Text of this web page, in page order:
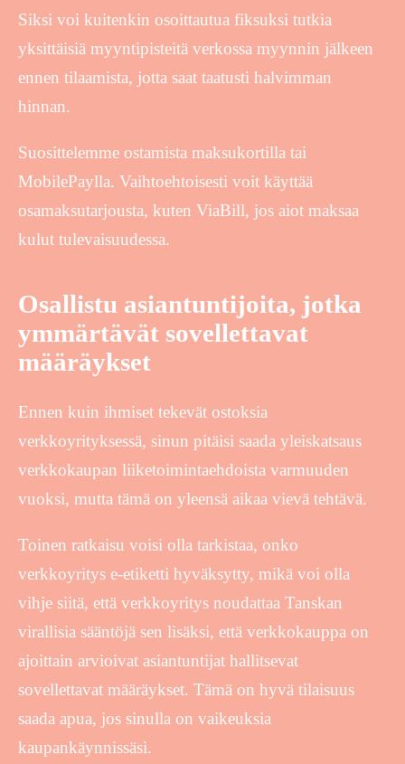
Siksi voi kuitenkin osoittautua fiksuksi tutkia
yksittäisiä myyntipisteitä verkossa myynnin jälkeen
ennen tilaamista, jotta saat taatusti halvimman
hinnan.
Suosittelemme ostamista maksukortilla tai
MobilePaylla. Vaihtoehtoisesti voit käyttää
osamaksutarjousta, kuten ViaBill, jos aiot maksaa
kulut tulevaisuudessa.
Osallistu asiantuntijoita, jotka
ymmärtävät sovellettavat
määräykset
Ennen kuin ihmiset tekevät ostoksia
verkkoyrityksessä, sinun pitäisi saada yleiskatsaus
verkkokaupan liiketoimintaehdoista varmuuden
vuoksi, mutta tämä on yleensä aikaa vievä tehtävä.
Toinen ratkaisu voisi olla tarkistaa, onko
verkkoyritys e-etiketti hyväksytty, mikä voi olla
vihje siitä, että verkkoyritys noudattaa Tanskan
virallisia sääntöjä sen lisäksi, että verkkokauppa on
ajoittain arvioivat asiantuntijat hallitsevat
sovellettavat määräykset. Tämä on hyvä tilaisuus
saada apua, jos sinulla on vaikeuksia
kaupankäynnissäsi.